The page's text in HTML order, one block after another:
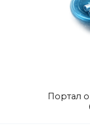
Портал